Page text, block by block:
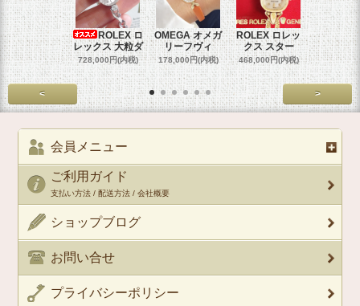
ROLEX ロ
レックス 大粒ダ
728,000円(内税)
OMEGA オメガ
リーフヴィ
178,000円(内税)
ROLEX ロレッ
クス スター
468,000円(内税)
ROLEX
クス
458,000円
< >
会員メニュー
ご利用ガイド
支払い方法 / 配送方法 / 会社概要
ショップブログ
お問い合せ
プライバシーポリシー